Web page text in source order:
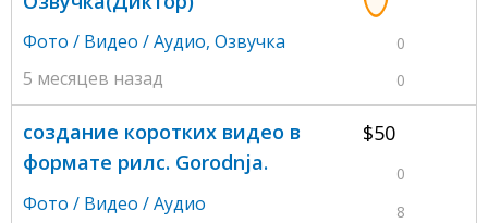
0
0
Фото / Видео / Аудио, Озвучка
5 месяцев назад
$50
0
8
создание коротких видео в
формате рилс. Gorodnja.
Фото / Видео / Аудио